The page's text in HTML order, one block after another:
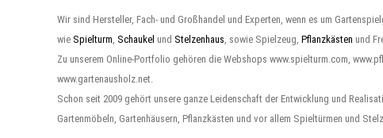
Wir sind Hersteller, Fach- und Großhandel und Experten, wenn es um
wie Spielturm Schaukel und Stelzenhaus , sowie Spielzeug, Pflanzkästen und
Zu unserem Online-Portfolio gehören die Webshops www.spielturm.com,
www.gartenausholz.net.
Schon seit 2009 gehört unsere ganze Leidenschaft der Entwicklung und
Gartenmöbeln, Gartenhäusern, Pflanzkästen und vor allem Spieltürmen und